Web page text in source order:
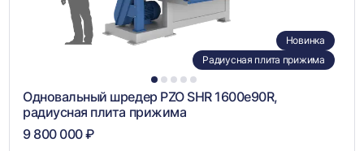
1 2 3 4 5
Новинка
Радиусная плита прижима
Одновальный шредер PZO SHR 1600e90R,
радиусная плита прижима
9 800 000 ₽